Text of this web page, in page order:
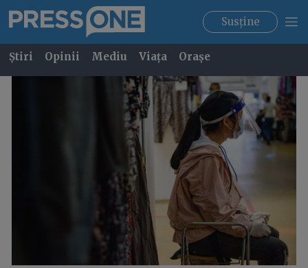
Susține
Știri Opinii Mediu Viața Orașe